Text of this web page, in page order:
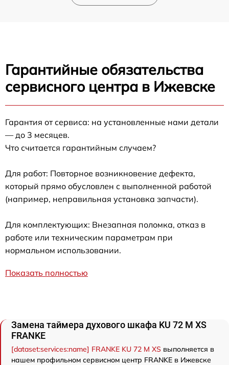
Гарантийные обязательства
сервисного центра в Ижевске
Гарантия от сервиса: на установленные нами детали
— до 3 месяцев.
Что считается гарантийным случаем?
Для работ: Повторное возникновение дефекта,
который прямо обусловлен с выполненной работой
(например, неправильная установка запчасти).
Для комплектующих: Внезапная поломка, отказ в
работе или техническим параметрам при
нормальном использовании.
Показать полностью
Замена таймера духового шкафа KU 72 M XS
FRANKE
[dataset:services:name] FRANKE KU 72 M XS выполняется в
нашем профильном сервисном центр FRANKE в Ижевске